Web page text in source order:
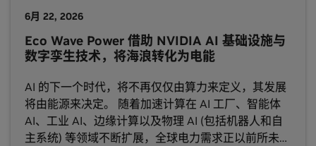
6月 22, 2026
Eco Wave Power 借助 NVIDIA AI 基础设施与
数字孪生技术，将海浪转化为电能
AI 的下一个时代，将不再仅仅由算力来定义，其发展
将由能源来决定。 随着加速计算在 AI 工厂、智能体
AI、工业 AI、边缘计算以及物理 AI (包括机器人和自
主系统) 等领域不断扩展，全球电力需求正以前所未有